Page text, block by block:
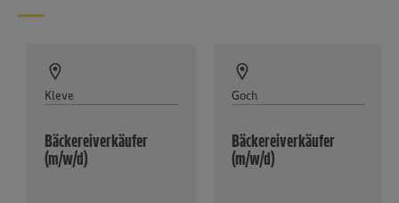
Kleve
Bäckereiverkäufer
(m/w/d)
Goch
Bäckereiverkäufer
(m/w/d)